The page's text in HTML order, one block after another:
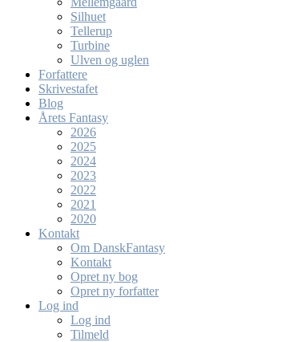
Silhuet
Tellerup
Turbine
Ulven og uglen
Forfattere
Skrivestafet
Blog
Årets Fantasy
2026
2025
2024
2023
2022
2021
2020
Kontakt
Om DanskFantasy
Kontakt
Opret ny bog
Opret ny forfatter
Log ind
Log ind
Tilmeld